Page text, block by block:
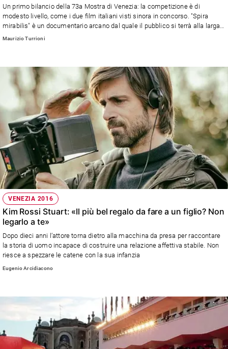
Un primo bilancio della 73a Mostra di Venezia: la competizione è di
modesto livello, come i due film italiani visti sinora in concorso. "Spira
mirabilis" è un documentario arcano dal quale il pubblico si terrà alla larga.
E "Piuma" (nella foto) e una commediola che più leggera non si può.
Maurizio Turrioni
VENEZIA 2016
Kim Rossi Stuart: «Il più bel regalo da fare a un figlio? Non
legarlo a te»
Dopo dieci anni l’attore torna dietro alla macchina da presa per raccontare
la storia di uomo incapace di costruire una relazione affettiva stabile. Non
riesce a spezzare le catene con la sua infanzia
Eugenio Arcidiacono